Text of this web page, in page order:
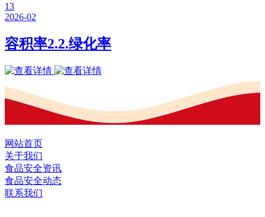
13
2026-02
容积率2.2.绿化率
网站首页
关于我们
食品安全资讯
食品安全动态
联系我们